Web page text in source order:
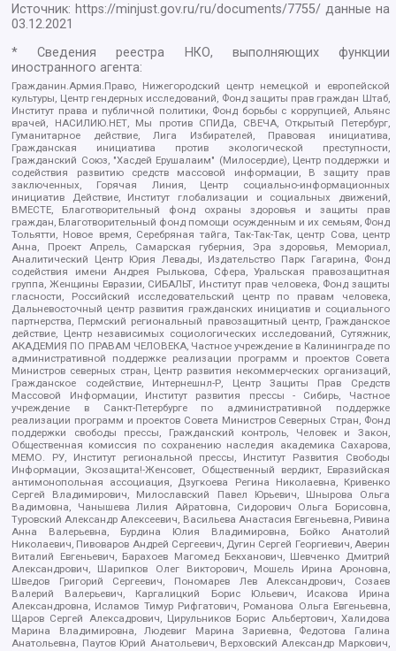
Источник: https://minjust.gov.ru/ru/documents/7755/ данные на
03.12.2021
* Сведения реестра НКО, выполняющих функции
иностранного агента:
Гражданин.Армия.Право, Нижегородский центр немецкой и европейской
культуры, Центр гендерных исследований, Фонд защиты прав граждан Штаб,
Институт права и публичной политики, Фонд борьбы с коррупцией, Альянс
врачей, НАСИЛИЮ.НЕТ, Мы против СПИДа, СВЕЧА, Открытый Петербург,
Гуманитарное действие, Лига Избирателей, Правовая инициатива,
Гражданская инициатива против экологической преступности,
Гражданский Союз, "Хасдей Ерушалаим" (Милосердие), Центр поддержки и
содействия развитию средств массовой информации, В защиту прав
заключенных, Горячая Линия, Центр социально-информационных
инициатив Действие, Институт глобализации и социальных движений,
ВМЕСТЕ, Благотворительный фонд охраны здоровья и защиты прав
граждан, Благотворительный фонд помощи осужденным и их семьям, Фонд
Тольятти, Новое время, Серебряная тайга, Так-Так-Так, центр Сова, центр
Анна, Проект Апрель, Самарская губерния, Эра здоровья, Мемориал,
Аналитический Центр Юрия Левады, Издательство Парк Гагарина, Фонд
содействия имени Андрея Рылькова, Сфера, Уральская правозащитная
группа, Женщины Евразии, СИБАЛЬТ, Институт прав человека, Фонд защиты
гласности, Российский исследовательский центр по правам человека,
Дальневосточный центр развития гражданских инициатив и социального
партнерства, Пермский региональный правозащитный центр, Гражданское
действие, Центр независимых социологических исследований, Сутяжник,
АКАДЕМИЯ ПО ПРАВАМ ЧЕЛОВЕКА, Частное учреждение в Калининграде по
административной поддержке реализации программ и проектов Совета
Министров северных стран, Центр развития некоммерческих организаций,
Гражданское содействие, Интернешнл-Р, Центр Защиты Прав Средств
Массовой Информации, Институт развития прессы - Сибирь, Частное
учреждение в Санкт-Петербурге по административной поддержке
реализации программ и проектов Совета Министров Северных Стран, Фонд
поддержки свободы прессы, Гражданский контроль, Человек и Закон,
Общественная комиссия по сохранению наследия академика Сахарова,
МЕМО. РУ, Институт региональной прессы, Институт Развития Свободы
Информации, Экозащита!-Женсовет, Общественный вердикт, Евразийская
антимонопольная ассоциация, Дзугкоева Регина Николаевна, Кривенко
Сергей Владимирович, Милославский Павел Юрьевич, Шнырова Ольга
Вадимовна, Чанышева Лилия Айратовна, Сидорович Ольга Борисовна,
Туровский Александр Алексеевич, Васильева Анастасия Евгеньевна, Ривина
Анна Валерьевна, Бурдина Юлия Владимировна, Бойко Анатолий
Николаевич, Пивоваров Андрей Сергеевич, Дугин Сергей Георгиевич, Аверин
Виталий Евгеньевич, Барахоев Магомед Бекханович, Шевченко Дмитрий
Александрович, Шарипков Олег Викторович, Мошель Ирина Ароновна,
Шведов Григорий Сергеевич, Пономарев Лев Александрович, Созаев
Валерий Валерьевич, Каргалицкий Борис Юльевич, Исакова Ирина
Александровна, Исламов Тимур Рифгатович, Романова Ольга Евгеньевна,
Щаров Сергей Алексадрович, Цирульников Борис Альбертович, Халидова
Марина Владимировна, Людевиг Марина Зариевна, Федотова Галина
Анатольевна, Паутов Юрий Анатольевич, Верховский Александр Маркович,